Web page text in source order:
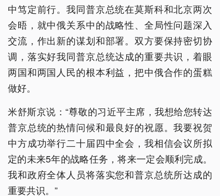
中笃定前行。我同普京总统在莫斯科和北京两次
会晤，就中俄关系中的战略性、全局性问题深入
交流，作出新的谋划和部署。双方要保持密切协
调，落实好我同普京总统达成的重要共识，着眼
两国和两国人民的根本利益，把中俄合作的蛋糕
做好。
米舒斯京说：“尊敬的习近平主席，我想给您转达
普京总统的热情问候和最良好的祝愿。我要祝贺
中方成功举行二十届四中全会，我相信会议所拟
定的未来5年的战略任务，将来一定会顺利完成。
我和政府全体人员将落实您和普京总统所达成的
重要共识。”